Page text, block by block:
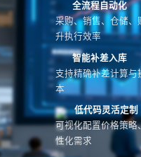
全流程自动化
采购、销售、仓储、
升执行效率
智能补差入库
支持精确补差计算与
本
低代码灵活定制
可视化配置价格策略
性化需求